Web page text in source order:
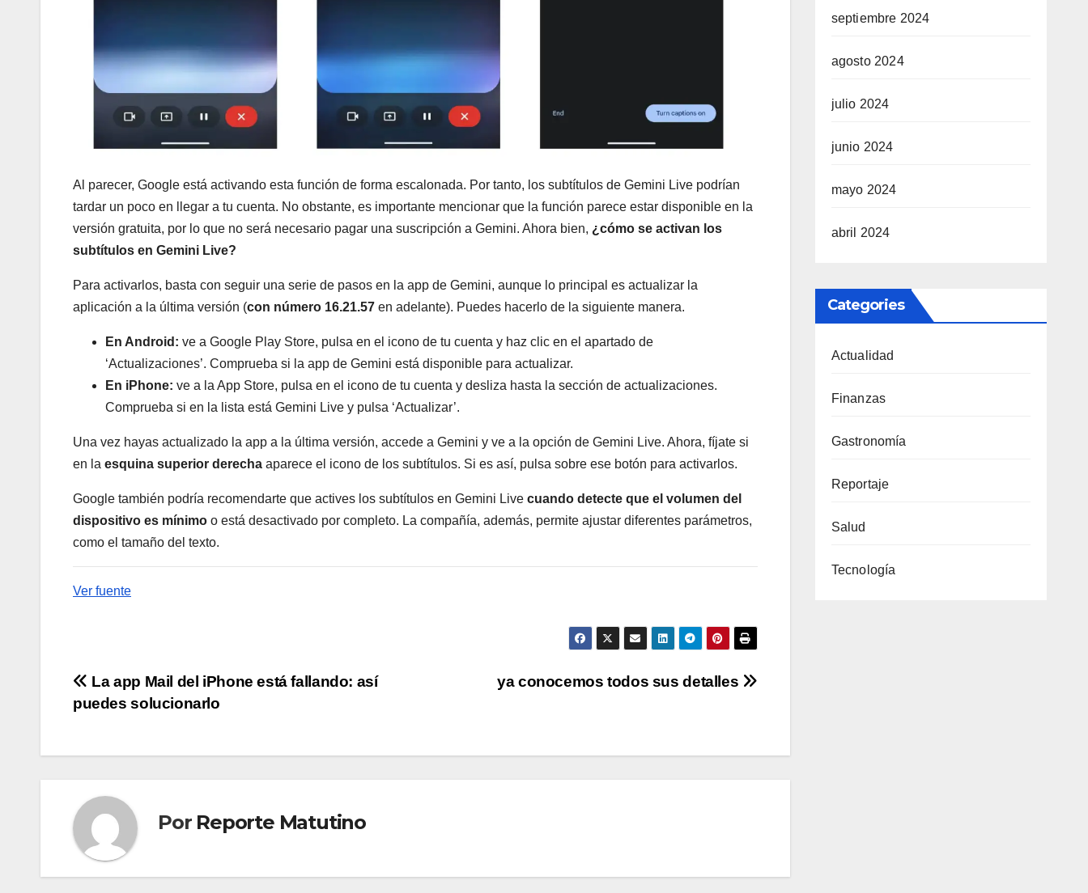
Al parecer, Google está activando esta función de forma escalonada. Por tanto, los subtítulos de Gemini Live podrían
tardar un poco en llegar a tu cuenta. No obstante, es importante mencionar que la función parece estar disponible en la
versión gratuita, por lo que no será necesario pagar una suscripción a Gemini. Ahora bien, ¿cómo se activan los
subtítulos en Gemini Live?
Para activarlos, basta con seguir una serie de pasos en la app de Gemini, aunque lo principal es actualizar la
aplicación a la última versión (con número 16.21.57 en adelante). Puedes hacerlo de la siguiente manera.
En Android: ve a Google Play Store, pulsa en el icono de tu cuenta y haz clic en el apartado de
‘Actualizaciones’. Comprueba si la app de Gemini está disponible para actualizar.
En iPhone: ve a la App Store, pulsa en el icono de tu cuenta y desliza hasta la sección de actualizaciones.
Comprueba si en la lista está Gemini Live y pulsa ‘Actualizar’.
Una vez hayas actualizado la app a la última versión, accede a Gemini y ve a la opción de Gemini Live. Ahora, fíjate si
en la esquina superior derecha aparece el icono de los subtítulos. Si es así, pulsa sobre ese botón para activarlos.
Google también podría recomendarte que actives los subtítulos en Gemini Live cuando detecte que el volumen del
dispositivo es mínimo o está desactivado por completo. La compañía, además, permite ajustar diferentes parámetros,
como el tamaño del texto.
Ver fuente
Navegación
de
entradas
ya conocemos todos sus detalles
La app Mail del iPhone está fallando: así
puedes solucionarlo
Por Reporte Matutino
septiembre 2024
agosto 2024
julio 2024
junio 2024
mayo 2024
abril 2024
Categories
Actualidad
Finanzas
Gastronomía
Reportaje
Salud
Tecnología